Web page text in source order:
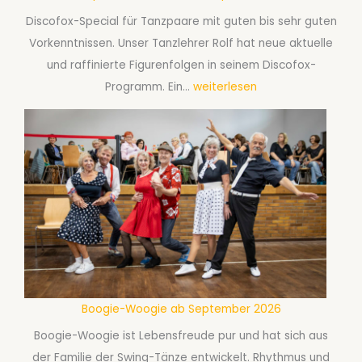
n
z
a
S
p
t
e
m
b
e
r
2
0
2
S
e
p
t
e
m
b
e
r
2
0
2
6
Discofox-Special für Tanzpaare mit guten bis sehr guten
Vorkenntnissen. Unser Tanzlehrer Rolf hat neue aktuelle
und raffinierte Figurenfolgen in seinem Discofox-
Programm. Ein… T
a
z
s
p
a
ß
m
i
t
weiterlesen
Boogie-Woogie ab September 2026
Boogie-Woogie ist Lebensfreude pur und hat sich aus
der Familie der Swing-Tänze entwickelt. Rhythmus und